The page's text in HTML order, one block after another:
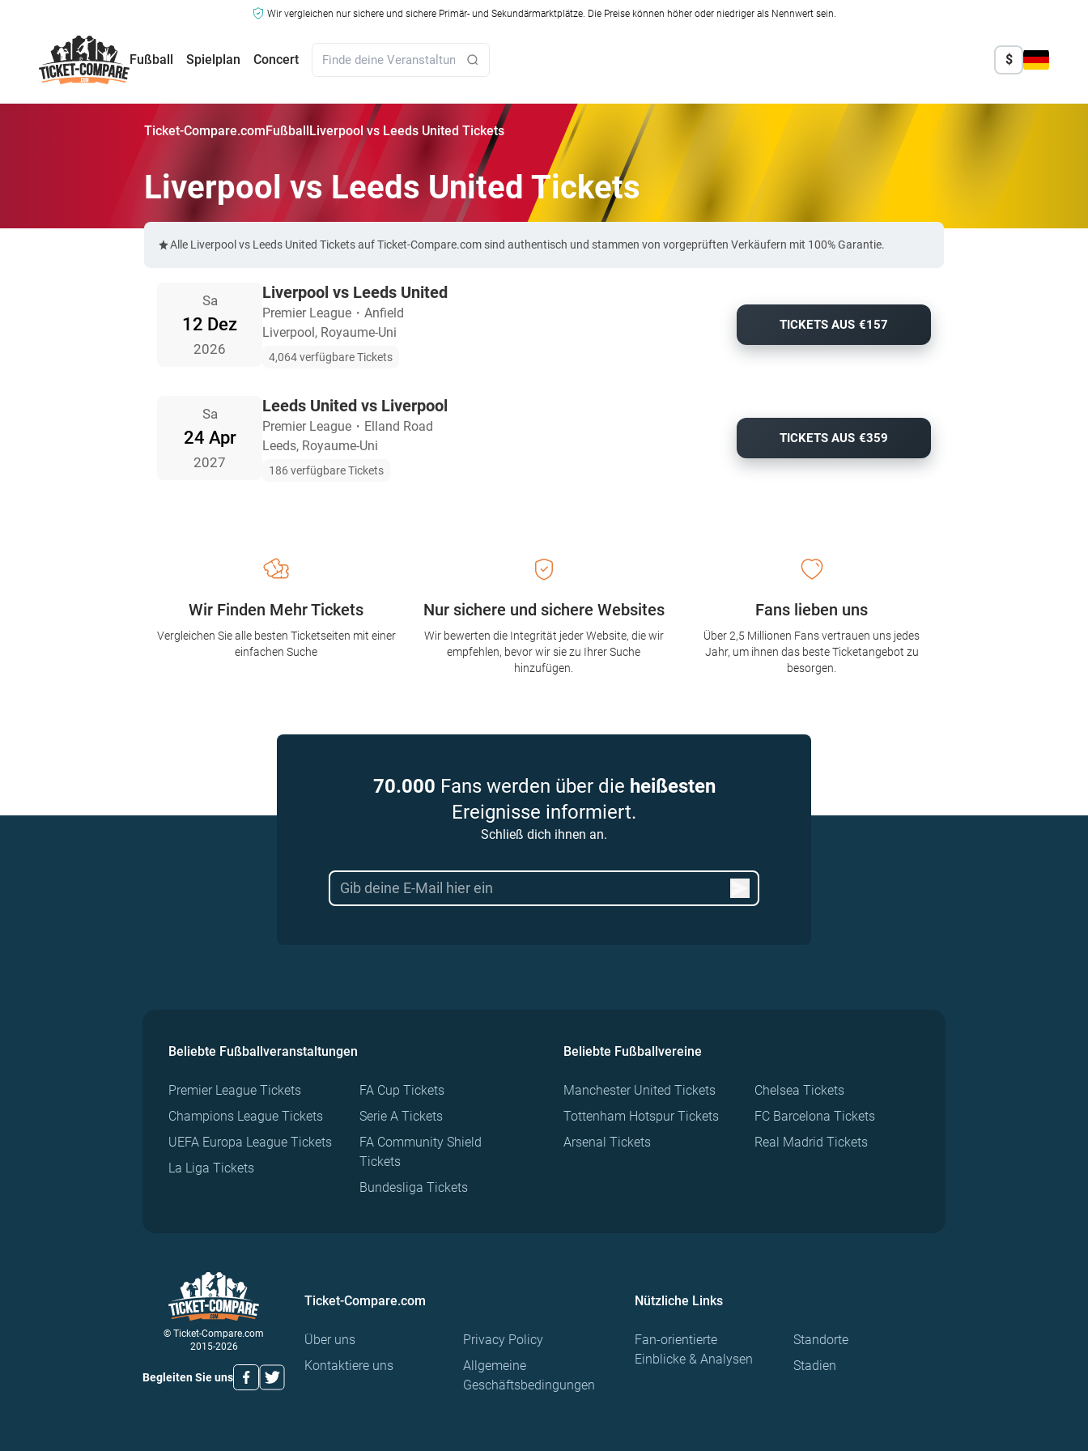
Wir vergleichen nur sichere und sichere Primär- und Sekundärmarktplätze. Die Preise können höher oder niedriger als Nennwert sein.
Fußball Spielplan Concert $
Ticket-Compare.comFußballLiverpool vs Leeds United Tickets
Liverpool vs Leeds United Tickets
Alle Liverpool vs Leeds United Tickets auf Ticket-Compare.com sind authentisch und stammen von vorgeprüften Verkäufern mit 100% Garantie.
Sa
12 Dez
2026
Liverpool vs Leeds United
Premier League ・ Anfield
Liverpool, Royaume-Uni
4,064 verfügbare Tickets
TICKETS AUS €157
Sa
24 Apr
2027
Leeds United vs Liverpool
Premier League ・ Elland Road
Leeds, Royaume-Uni
186 verfügbare Tickets
TICKETS AUS €359
Nur sichere und sichere Websites
Wir bewerten die Integrität jeder Website, die wir
empfehlen, bevor wir sie zu Ihrer Suche
hinzufügen.
Wir Finden Mehr Tickets
Vergleichen Sie alle besten Ticketseiten mit einer
einfachen Suche
Fans lieben uns
Über 2,5 Millionen Fans vertrauen uns jedes
Jahr, um ihnen das beste Ticketangebot zu
besorgen.
70.000 Fans werden über die heißesten
Ereignisse informiert.
Schließ dich ihnen an.
Beliebte Fußballveranstaltungen
Premier League Tickets
Champions League Tickets
UEFA Europa League Tickets
La Liga Tickets
FA Cup Tickets
Serie A Tickets
FA Community Shield
Tickets
Bundesliga Tickets
Beliebte Fußballvereine
Manchester United Tickets
Tottenham Hotspur Tickets
Arsenal Tickets
Chelsea Tickets
FC Barcelona Tickets
Real Madrid Tickets
© Ticket-Compare.com
2015-2026
Begleiten Sie uns
Ticket-Compare.com
Über uns
Kontaktiere uns
Privacy Policy
Allgemeine
Geschäftsbedingungen
Nützliche Links
Fan-orientierte
Einblicke & Analysen
Standorte
Stadien